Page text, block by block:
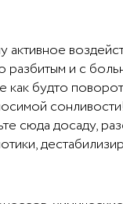
и с
как будто
сюда досаду,